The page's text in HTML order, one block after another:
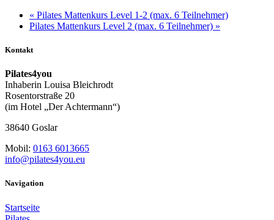
« Pilates Mattenkurs Level 1-2 (max. 6 Teilnehmer)
Pilates Mattenkurs Level 2 (max. 6 Teilnehmer) »
Kontakt
Pilates4you
Inhaberin Louisa Bleichrodt
Rosentorstraße 20
(im Hotel „Der Achtermann“)
38640 Goslar
Mobil: 0163 6013665
info@pilates4you.eu
Navigation
Startseite